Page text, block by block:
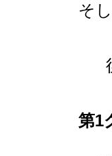
そ
第1